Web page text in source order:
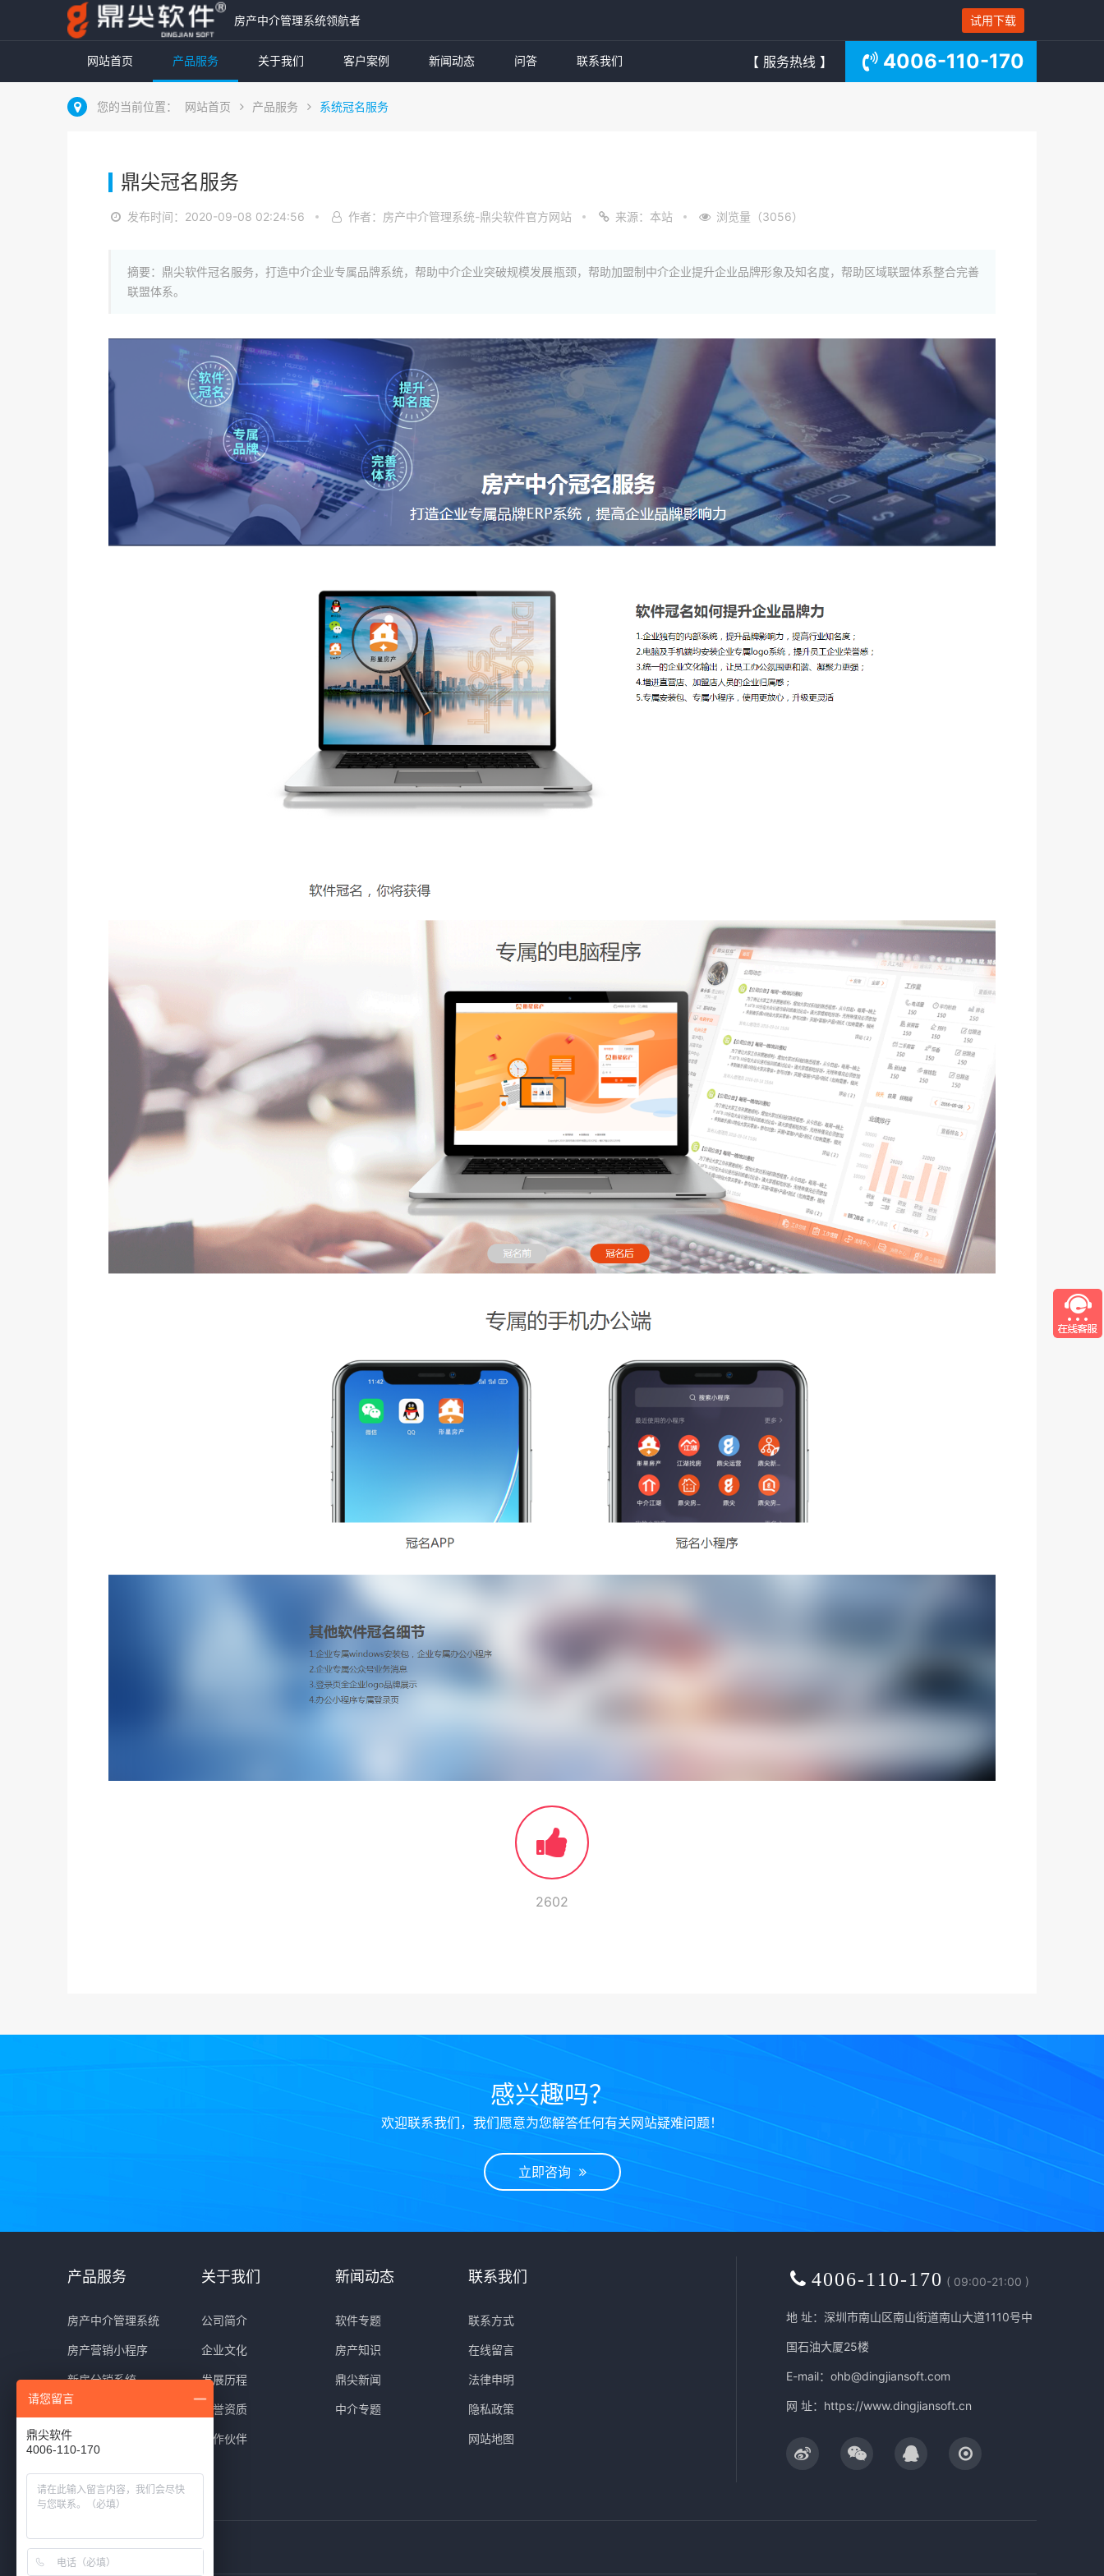
房产中介管理系统领航者 试用下载
网站首页 产品服务 关于我们 客户案例 新闻动态 问答 联系我们 【 服务热线 】 4006-110-170
您的当前位置： 网站首页 产品服务 系统冠名服务
鼎尖冠名服务
发布时间：2020-09-08 02:24:56 作者：房产中介管理系统-鼎尖软件官方网站 来源：本站 浏览量（3056）
摘要：鼎尖软件冠名服务，打造中介企业专属品牌系统，帮助中介企业突破规模发展瓶颈，帮助加盟制中介企业提升企业品牌形象及知名度，帮助区域联盟体系整合完善
联盟体系。
2602
感兴趣吗？
欢迎联系我们，我们愿意为您解答任何有关网站疑难问题！
立即咨询
产品服务
房产中介管理系统
房产营销小程序
新房分销系统
房产网站建设
系统冠名服务
关于我们
公司简介
企业文化
发展历程
荣誉资质
合作伙伴
新闻动态
软件专题
房产知识
鼎尖新闻
中介专题
联系我们
联系方式
在线留言
法律申明
隐私政策
网站地图
4006-110-170 ( 09:00-21:00 )
地 址：深圳市南山区南山街道南山大道1110号中
国石油大厦25楼
E-mail：ohb@dingjiansoft.com
网 址： https://www.dingjiansoft.cn
友情链接： 鼎尖软件
请您留言
鼎尖软件
4006-110-170